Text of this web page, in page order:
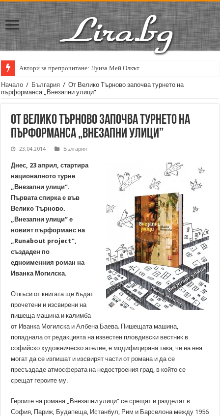
Автори за препрочитане: Луиза Мей Олкът
Начало / България / От Велико Търново започва турнето на
пърформанса „Внезапни улици”
От Велико Търново започва турнето на
пърформанса „Внезапни улици”
23.04.2014 България
Днес, 23 април, стартира
националното турне
„Внезапни улици”.
Първата спирка е във
Велико Търново.
„Внезапни улици” е
новият пърформанс на
„Runabout project”,
създаден по
едноименния роман на
Иванка Могилска.
Откъси от книгата ще бъдат
прочетени и изсвирени на
пишеща машина и калимба
от Иванка Могилска и Албена Баева. Пишещата машина,
попаднала от редакцията на известен пловдивски вестник в
софийско художническо ателие, е модифицирана така, че на нея
могат да се изпишат и изсвирят части от романа и да се
пресъздаде атмосферата на недостроения град, в който се
срещат героите му.
Героите на романа „Внезапни улици” се срещат и разделят в
София, Париж, Будапеща, Истанбул, Рим и Барселона между 1956